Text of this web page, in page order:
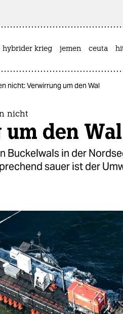
hybrider krieg jemen ceuta
nicht: Verwirrung um den Wal
nicht
den Wal
Buckelwals in der
sauer ist der